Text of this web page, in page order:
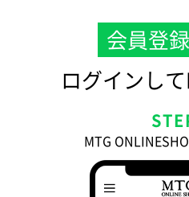
会員登
ログインし
MTG